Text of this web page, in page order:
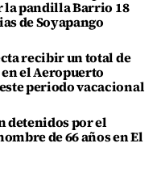
pandilla Barrio 18
de Soyapango
recibir un total de
en el Aeropuerto
periodo vacacional
detenidos por el
de 66 años en El